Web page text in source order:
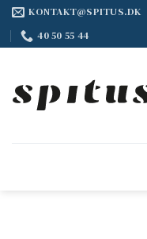
Fortsæt
indhold
KONTAKT@SPITUS.DK
40 50 55 44